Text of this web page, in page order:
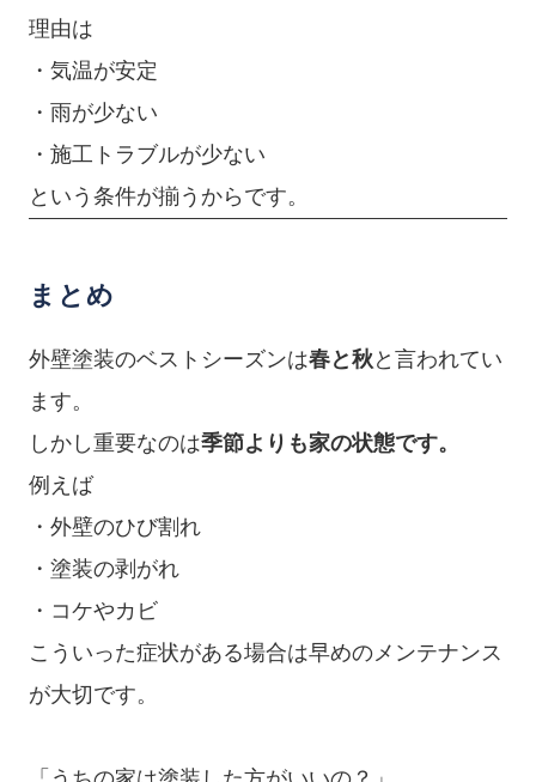
理由は
・気温が安定
・雨が少ない
・施工トラブルが少ない
という条件が揃うからです。
まとめ
外壁塗装のベストシーズンは春と秋と言われてい
ます。
しかし重要なのは季節よりも家の状態です。
例えば
・外壁のひび割れ
・塗装の剥がれ
・コケやカビ
こういった症状がある場合は早めのメンテナンス
が大切です。